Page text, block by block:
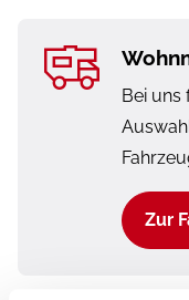
Bei uns
Zur